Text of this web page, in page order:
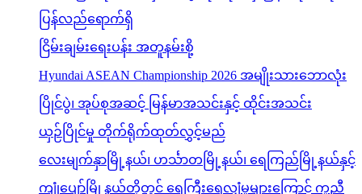
ပြန်လည်ရောက်ရှိ
ငြိမ်းချမ်းရေးပန်း အတူနမ်းစို့
Hyundai ASEAN Championship 2026 အမျိုးသားဘောလုံး
ပြိုင်ပွဲ၊ အုပ်စုအဆင့် မြန်မာအသင်းနှင့် ထိုင်းအသင်း
ယှဉ်ပြိုင်မှု တိုက်ရိုက်ထုတ်လွှင့်မည်
လေးမျက်နှာမြို့နယ်၊ ဟင်္သာတမြို့နယ်၊ ရေကြည်မြို့နယ်နှင့်
ကျုံပျော်မြို့နယ်တို့တွင် ရေကြီးရေလျှံမှုများကြောင့် ကူညီ